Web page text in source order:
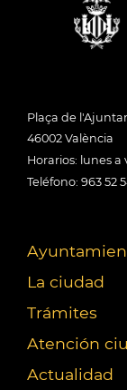
Plaça de
46002 València
Horarios: lunes a
Teléfono: 963 52
La ciudad
Trámites
Atención
Actualidad